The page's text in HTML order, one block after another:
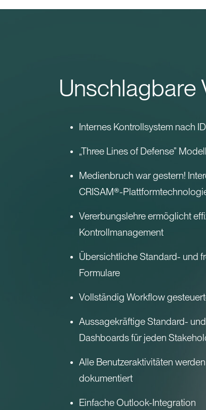
Unschlagbare
Internes Kontrollsystem nach
„Three Lines of Defense”
Medienbruch war gestern!
CRISAM®-
Vererbungslehre ermöglicht
Kontrollmanagement
Übersichtliche Standard- und
Formulare
Vollständig Workflow
Aussagekräftige Standard-
Dashboards für jeden
Alle Benutzeraktivitäten
dokumentiert
Einfache Outlook-Integration